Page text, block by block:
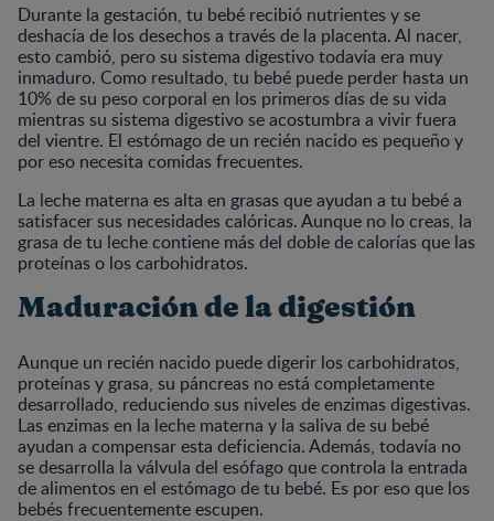
Durante la gestación, tu bebé recibió nutrientes y se
deshacía de los desechos a través de la placenta. Al nacer,
esto cambió, pero su sistema digestivo todavía era muy
inmaduro. Como resultado, tu bebé puede perder hasta un
10% de su peso corporal en los primeros días de su vida
mientras su sistema digestivo se acostumbra a vivir fuera
del vientre. El estómago de un recién nacido es pequeño y
por eso necesita comidas frecuentes.
La leche materna es alta en grasas que ayudan a tu bebé a
satisfacer sus necesidades calóricas. Aunque no lo creas, la
grasa de tu leche contiene más del doble de calorías que las
proteínas o los carbohidratos.
Maduración de la digestión
Aunque un recién nacido puede digerir los carbohidratos,
proteínas y grasa, su páncreas no está completamente
desarrollado, reduciendo sus niveles de enzimas digestivas.
Las enzimas en la leche materna y la saliva de su bebé
ayudan a compensar esta deficiencia. Además, todavía no
se desarrolla la válvula del esófago que controla la entrada
de alimentos en el estómago de tu bebé. Es por eso que los
bebés frecuentemente escupen.